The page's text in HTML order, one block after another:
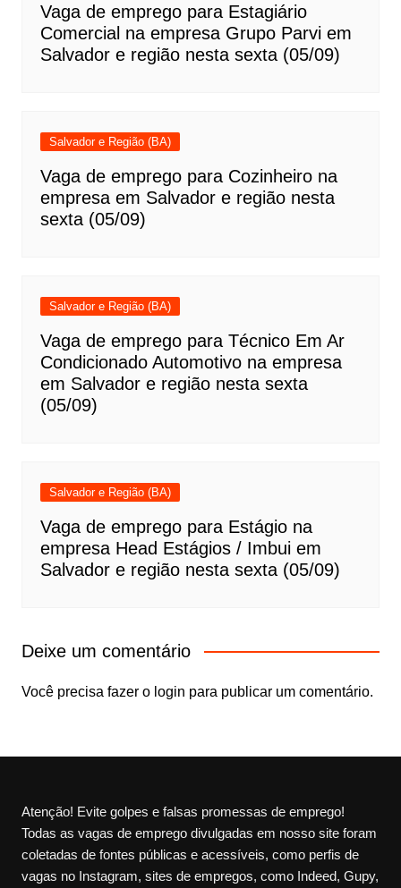
Vaga de emprego para Estagiário
Comercial na empresa Grupo Parvi em
Salvador e região nesta sexta (05/09)
Salvador e Região (BA)
Vaga de emprego para Cozinheiro na
empresa em Salvador e região nesta
sexta (05/09)
Salvador e Região (BA)
Vaga de emprego para Técnico Em Ar
Condicionado Automotivo na empresa
em Salvador e região nesta sexta
(05/09)
Salvador e Região (BA)
Vaga de emprego para Estágio na
empresa Head Estágios / Imbui em
Salvador e região nesta sexta (05/09)
Deixe um comentário
Você precisa fazer o login para publicar um comentário.
Atenção! Evite golpes e falsas promessas de emprego!
Todas as vagas de emprego divulgadas em nosso site foram
coletadas de fontes públicas e acessíveis, como perfis de
vagas no Instagram, sites de empregos, como Indeed, Gupy,